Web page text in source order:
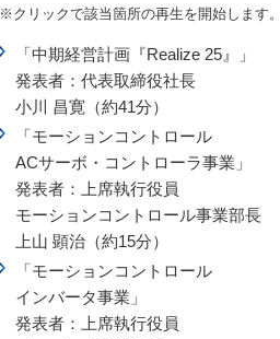
※クリックで該当箇所の再生を開始します。
「中期経営計画『Realize 25』」
発表者：代表取締役社長
小川 昌寛（約41分）
「モーションコントロール
ACサーボ・コントローラ事業」
発表者：上席執行役員
モーションコントロール事業部長
上山 顕治（約15分）
「モーションコントロール
インバータ事業」
発表者：上席執行役員